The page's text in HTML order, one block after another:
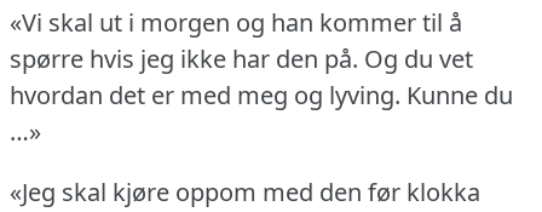
«Vi skal ut i morgen og han kommer til å
spørre hvis jeg ikke har den på. Og du vet
hvordan det er med meg og lyving. Kunne du
…»
«Jeg skal kjøre oppom med den før klokka